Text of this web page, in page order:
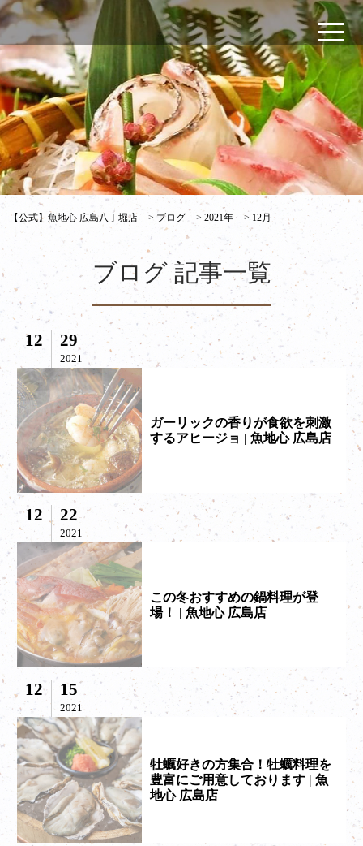
【公式】魚地心 広島八丁堀店 > ブログ >2021年 > 12月
ブログ 記事一覧
12 29
2021
ガーリックの香りが食欲を刺激
するアヒージョ | 魚地心 広島店
12 22
2021
この冬おすすめの鍋料理が登
場！ | 魚地心 広島店
12 15
2021
牡蠣好きの方集合！牡蠣料理を
豊富にご用意しております | 魚
地心 広島店